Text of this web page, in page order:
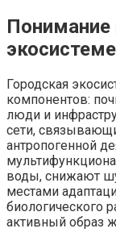
Понимание
экосистеме
Городская
компонентов:
люди и
сети,
антропогенной
воды, снижают
местами
биологического
активный образ